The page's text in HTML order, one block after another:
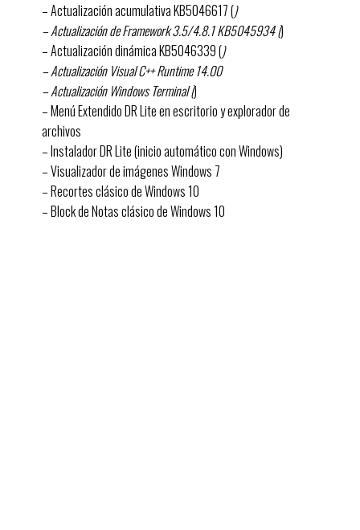
– Actualización acumulativa KB5046617 ()
– Actualización de Framework 3.5/4.8.1 KB5045934 ()
– Actualización dinámica KB5046339 ()
– Actualización Visual C++ Runtime 14.00
– Actualización Windows Terminal ()
– Menú Extendido DR Lite en escritorio y explorador de
archivos
– Instalador DR Lite (inicio automático con Windows)
– Visualizador de imágenes Windows 7
– Recortes clásico de Windows 10
– Block de Notas clásico de Windows 10